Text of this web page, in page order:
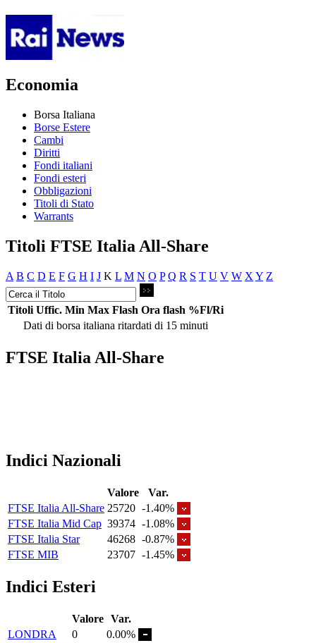
Economia
Borsa Italiana
Borse Estere
Cambi
Diritti
Fondi italiani
Fondi esteri
Obbligazioni
Titoli di Stato
Warrants
Titoli FTSE Italia All-Share
A B C D E F G H I J K L M N O P Q R S T U V W X Y Z
Titoli Uffic. Min Max Flash Ora flash %Fl/Ri
Dati di borsa italiana ritardati di 15 minuti
FTSE Italia All-Share
Indici Nazionali
Valore
Var.
FTSE Italia All-Share 25720 -1.40%
FTSE Italia Mid Cap 39374 -1.08%
FTSE Italia Star
46268 -0.87%
FTSE MIB
23707 -1.45%
Indici Esteri
Valore Var.
LONDRA
0
0.00%